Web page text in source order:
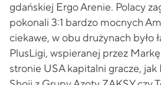
gdańskiej Ergo Arenie. Polacy
pokonali 3:1 bardzo mocnych
ciekawe, w obu drużynach było
PlusLigi, wspieranej przez
stronie USA kapitalni gracze,